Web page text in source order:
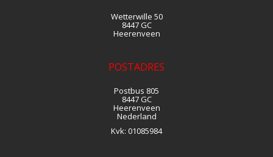
Wetterwille 50
8447 GC
Heerenveen
POSTADRES
Postbus 805
8447 GC
Heerenveen
Nederland
Kvk: 01085984